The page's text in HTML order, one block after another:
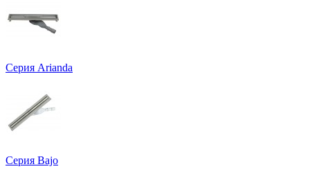
Серия Arianda
Серия Bajo